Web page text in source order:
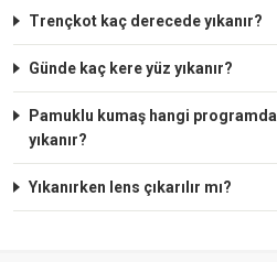
Trençkot kaç derecede yıkanır?
Günde kaç kere yüz yıkanır?
Pamuklu kumaş hangi programda
yıkanır?
Yıkanırken lens çıkarılır mı?